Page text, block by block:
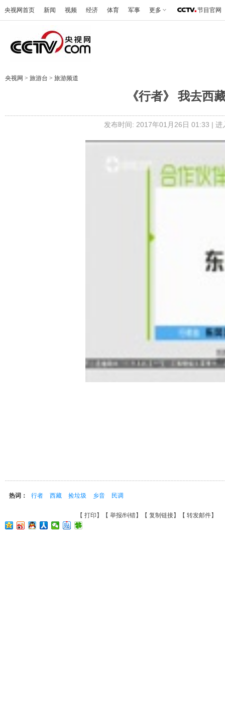
央视网首页 新闻 视频 经济 体育 军事 更多 节目官网
央视网 > 旅游台 > 旅游频道
《行者》 我去西
发布时间: 2017年01月26日 01:33 | 进
热词： 行者 西藏 捡垃圾 乡音 民调
【 打印 】【 举报/纠错】【 复制链接】【 转发邮件】